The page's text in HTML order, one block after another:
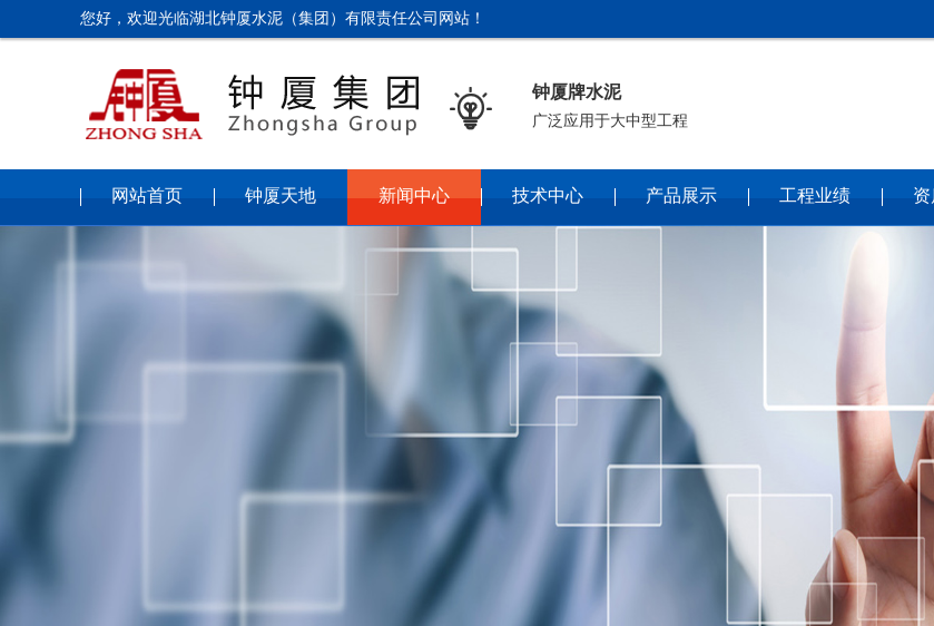
您好，欢迎光临湖北钟厦水泥（集团）有限责任公司网站！
 钟厦牌水泥
广泛应用于大中型工程
网站首页 钟厦天地 新闻中心 技术中心 产品展示 工程业绩